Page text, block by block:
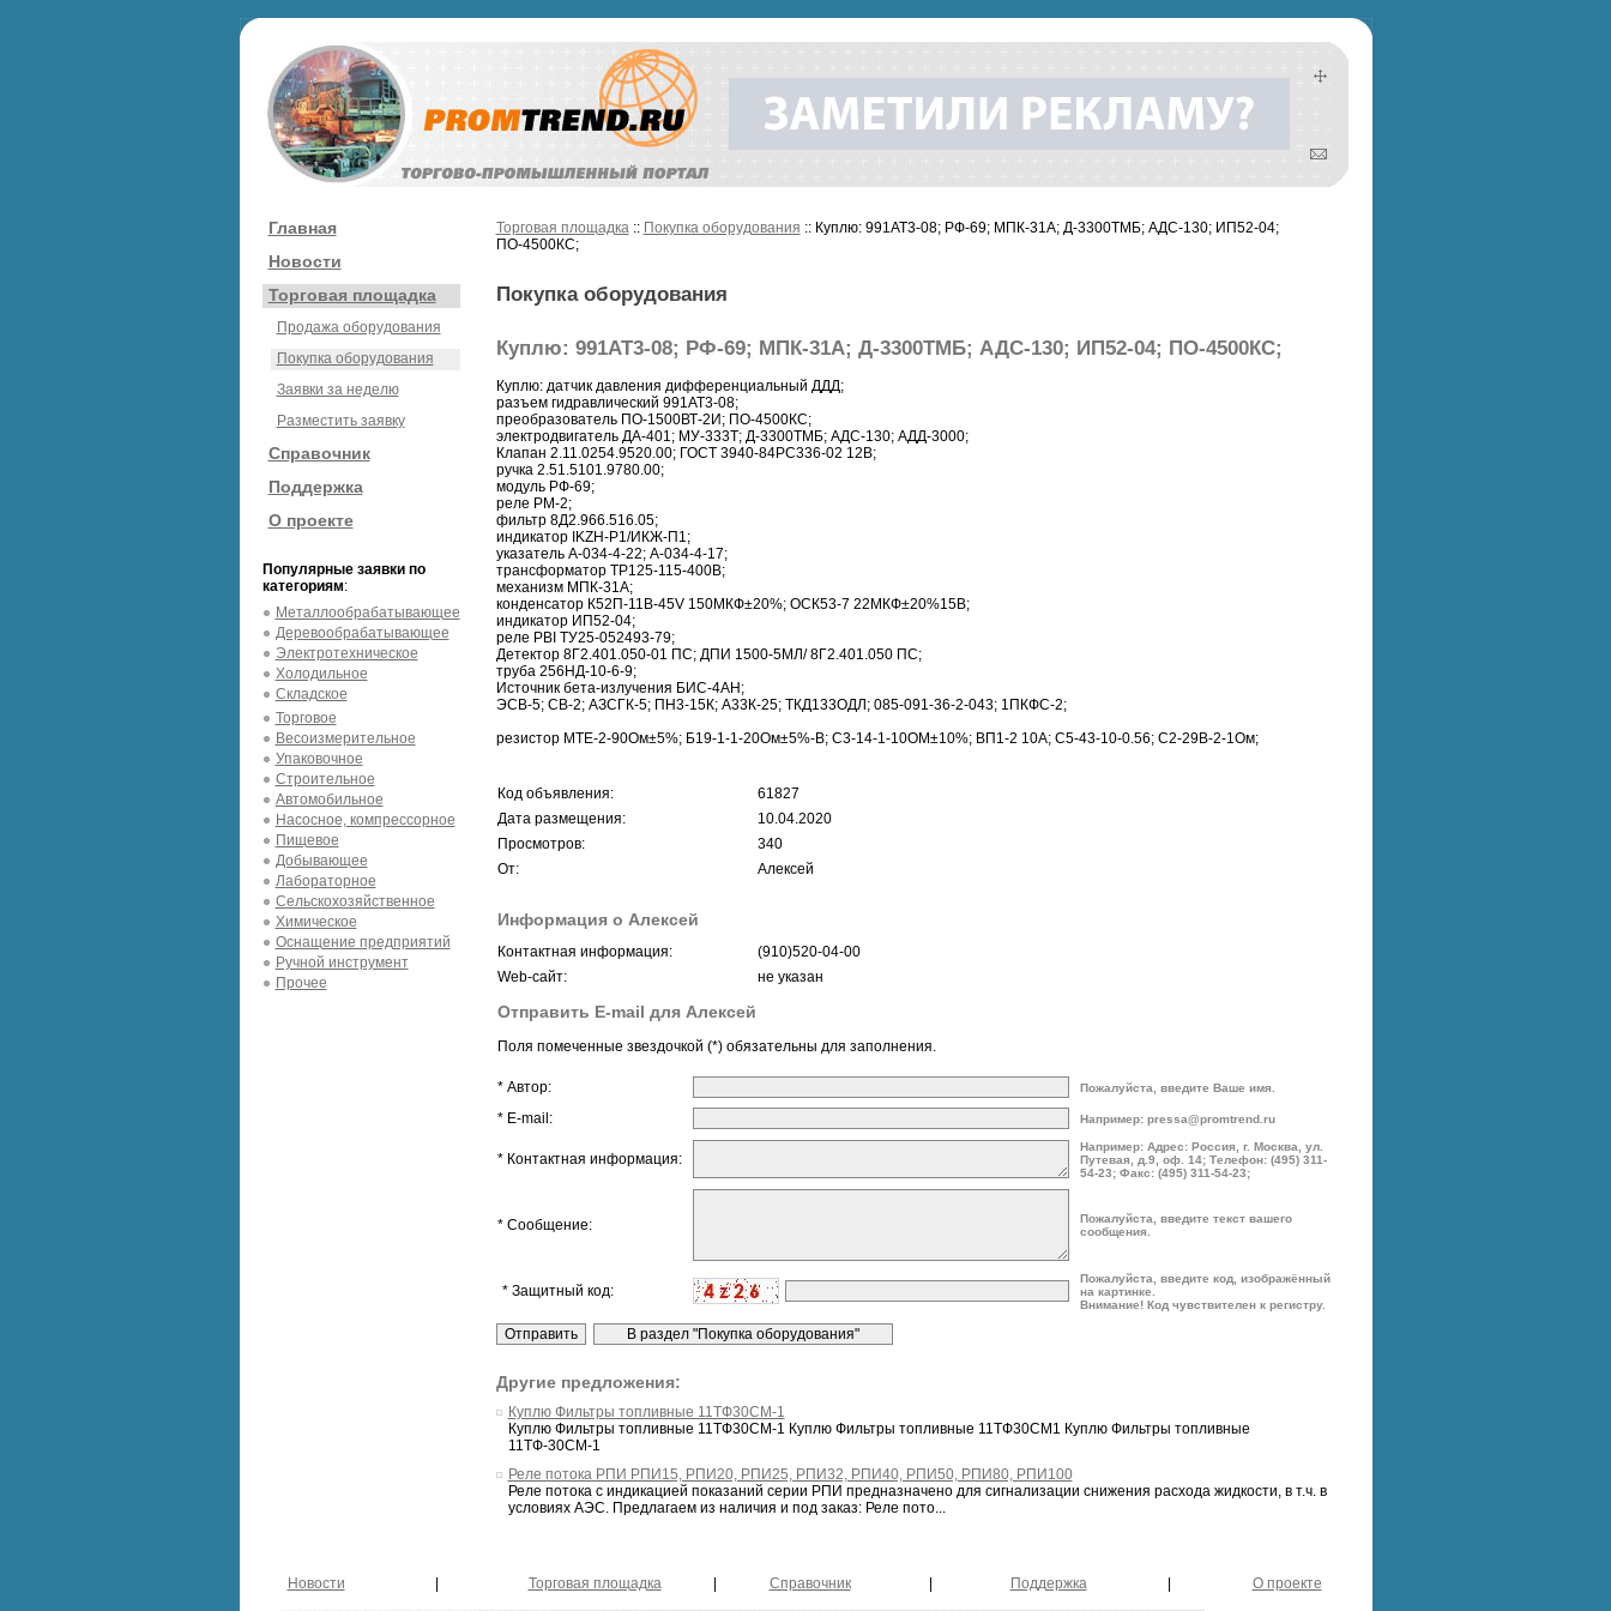
Главная
Новости
Торговая площадка
Продажа оборудования
Покупка оборудования
Заявки за неделю
Разместить заявку
Справочник
Поддержка
О проекте
Популярные заявки по
категориям:
Металлообрабатывающее
Деревообрабатывающее
Электротехническое
Холодильное
Складское
Торговое
Весоизмерительное
Упаковочное
Строительное
Автомобильное
Насосное, компрессорное
Пищевое
Добывающее
Лабораторное
Сельскохозяйственное
Химическое
Оснащение предприятий
Ручной инструмент
Прочее
Торговая площадка:: Покупка оборудования :: Куплю: 991АТ3-08; РФ-69; МПК-31А; Д-3300ТМБ; АДС-130; ИП52-04;
ПО-4500КС;
Покупка оборудования
Куплю: 991АТ3-08; РФ-69; МПК-31А; Д-3300ТМБ; АДС-130; ИП52-04; ПО-4500КС;
Куплю: датчик давления дифференциальный ДДД;
разъем гидравлический 991АТ3-08;
преобразователь ПО-1500ВТ-2И; ПО-4500КС;
электродвигатель ДА-401; МУ-333Т; Д-3300ТМБ; АДС-130; АДД-3000;
Клапан 2.11.0254.9520.00; ГОСТ 3940-84PC336-02 12B;
ручка 2.51.5101.9780.00;
модуль РФ-69;
реле РМ-2;
фильтр 8Д2.966.516.05;
индикатор IKZH-P1/ИКЖ-П1;
указатель А-034-4-22; А-034-4-17;
трансформатор ТР125-115-400В;
механизм МПК-31А;
конденсатор К52П-11В-45V 150МКФ±20%; ОСК53-7 22МКФ±20%15В;
индикатор ИП52-04;
реле PBI ТУ25-052493-79;
Детектор 8Г2.401.050-01 ПС; ДПИ 1500-5MЛ/ 8Г2.401.050 ПС;
труба 256НД-10-6-9;
Источник бета-излучения БИС-4АН;
ЭСВ-5; СВ-2; АЗСГК-5; ПН3-15К; А33К-25; ТКД133ОДЛ; 085-091-36-2-043; 1ПКФС-2;
резистор МТЕ-2-90Ом±5%; Б19-1-1-20Ом±5%-В; С3-14-1-10ОМ±10%; ВП1-2 10A; С5-43-10-0.56; С2-29B-2-1Ом;
Код объявления:
61827
Дата размещения:
10.04.2020
Просмотров:
340
От:
Алексей
Информация о Алексей
Контактная информация:
(910)520-04-00
Web-сайт:
не указан
Отправить E-mail для Алексей
Поля помеченные звездочкой (*) обязательны для заполнения.
* Автор: Пожалуйста, введите Ваше имя.
* E-mail: Например: pressa@promtrend.ru
* Контактная информация:
Например: Адрес: Россия, г. Москва, ул.
Путевая, д.9, оф. 14; Телефон: (495) 311-
54-23; Факс: (495) 311-54-23;
* Сообщение:
Пожалуйста, введите текст вашего
сообщения.
* Защитный код:
Пожалуйста, введите код, изображённый
на картинке.
Внимание! Код чувствителен к регистру.
Другие предложения:
Куплю Фильтры топливные 11ТФ30СМ-1
Куплю Фильтры топливные 11ТФ30СМ-1 Куплю Фильтры топливные 11ТФ30СМ1 Куплю Фильтры топливные
11ТФ-30СМ-1
Реле потока РПИ РПИ15, РПИ20, РПИ25, РПИ32, РПИ40, РПИ50, РПИ80, РПИ100
Реле потока с индикацией показаний серии РПИ предназначено для сигнализации снижения расхода жидкости, в т.ч. в
условиях АЭС. Предлагаем из наличия и под заказ: Реле пото...
Новости Торговая площадка Справочник Поддержка О проекте